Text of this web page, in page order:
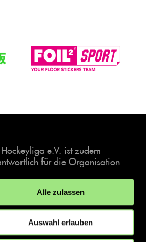
Alle zulassen
Auswahl erlauben
e.V. ist zudem
für die Organisation
der deutschen Hockey-